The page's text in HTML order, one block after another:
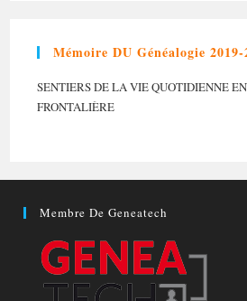
Mémoire DU Généalogie 2019-
SENTIERS DE LA VIE QUOTIDIENNE
FRONTALIÈRE
Membre De Geneatech